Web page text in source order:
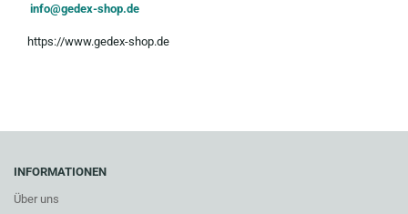
info@gedex-shop.de
https://www.gedex-shop.de
INFORMATIONEN
Über uns